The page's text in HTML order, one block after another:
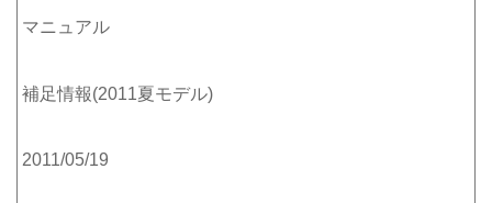
マニュアル
補足情報(2011夏モデル)
2011/05/19